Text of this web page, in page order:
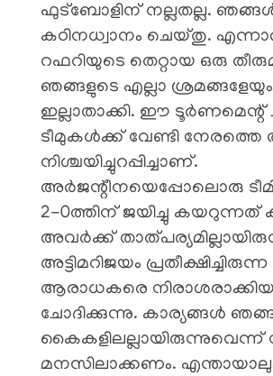
ഫുട്‌ബോളിന് നല്ലതല്ല.
കഠിനധ്വാനം ചെയ്തു.
റഫറിയുടെ തെറ്റായ ഒരു
ഞങ്ങളുടെ എല്ലാ ശ്രമങ്ങളേയും
ഇല്ലാതാക്കി. ഈ ടൂർണമെന്റ്
ടീമുകൾക്ക് വേണ്ടി നേരത്തെ
നിശ്ചയിച്ചുറപ്പിച്ചാണ്.
അർജന്റീനയെപ്പോലൊരു
2-0ത്തിന് ജയിച്ചു
അവർക്ക്
അട്ടിമറിജയം പ്രതീക്ഷിച്ചിരുന്ന
ആരാധകരെ
ചോദിക്കുന്നു. കാര്യങ്ങൾ
കൈകളിലല്ലായിരുന്നുവെന്ന്
മനസിലാക്കണം.